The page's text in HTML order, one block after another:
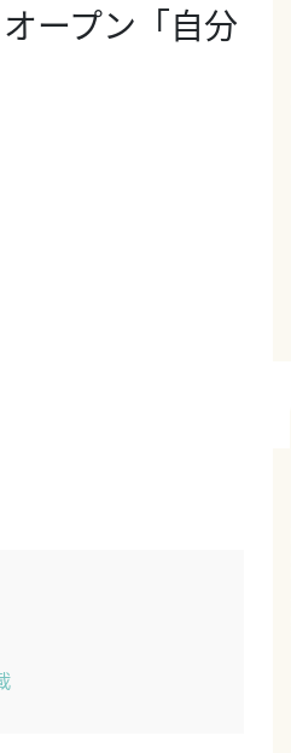
ープン「自分